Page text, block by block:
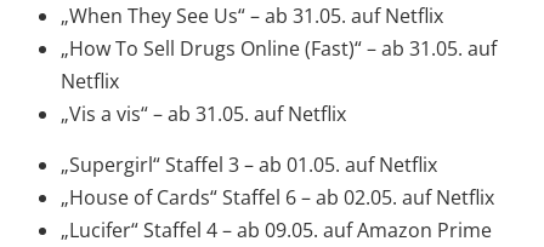
„When They See Us“ – ab 31.05. auf Netflix
„How To Sell Drugs Online (Fast)“ – ab 31.05. auf
Netflix
„Vis a vis“ – ab 31.05. auf Netflix
„Supergirl“ Staffel 3 – ab 01.05. auf Netflix
„House of Cards“ Staffel 6 – ab 02.05. auf Netflix
„Lucifer“ Staffel 4 – ab 09.05. auf Amazon Prime